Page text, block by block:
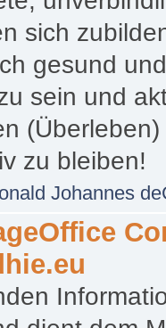
sich
gesund
sein und
zu bleiben!
Johannes